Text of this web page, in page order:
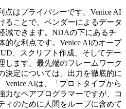
点はプライバシーです。Venice AI
ることで、ベンダーによるデータ
減できます。NDAの下にあるチ
的な利点です。Venice AIのオープ
、スクリプト作成、そしてデー
します。最先端のフレームワーク
決定については、出力を徹底的に
Venice AIは、「プロトタイプから
力なペアプログラマーですが、コ
ィのために人間をループに含めて